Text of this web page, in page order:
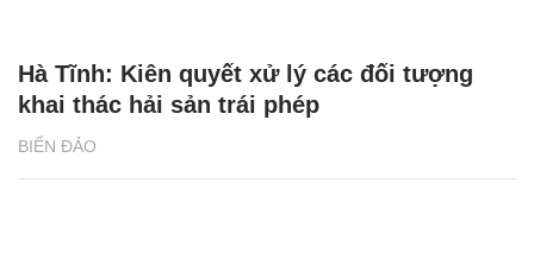
BIỂN ĐẢO
Hà Tĩnh: Kiên quyết xử lý các đối tượng
khai thác hải sản trái phép